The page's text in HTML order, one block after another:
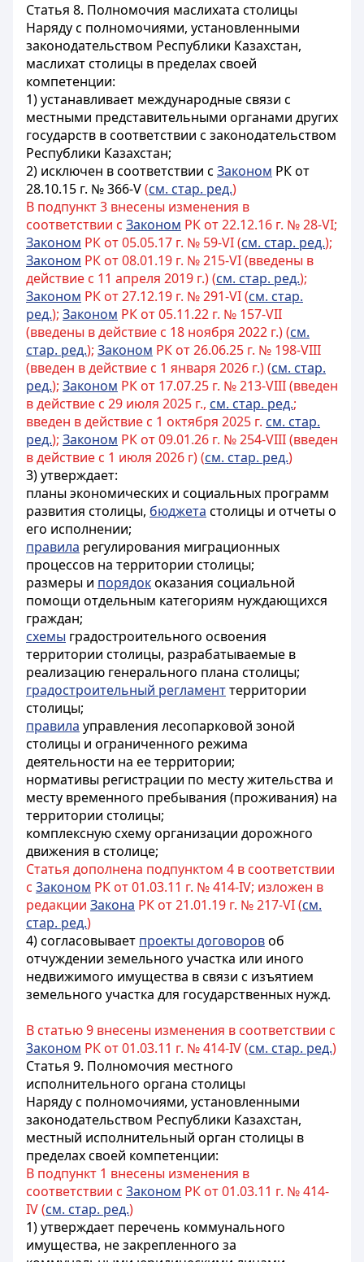
Статья 8. Полномочия маслихата столицы
Наряду с полномочиями, установленными
законодательством Республики Казахстан,
маслихат столицы в пределах своей
компетенции:
1) устанавливает международные связи с
местными представительными органами других
государств в соответствии с законодательством
Республики Казахстан;
2) исключен в соответствии с Законом РК от
28.10.15 г. № 366-V(см. стар. ред.)
В подпункт 3 внесены изменения в
соответствии с Законом РК от 22.12.16 г. № 28-VI;
Законом РК от 05.05.17 г. № 59-VI (см. стар. ред.);
Законом РК от 08.01.19 г. № 215-VI (введены в
действие с 11 апреля 2019 г.) (см. стар. ред.);
Законом РК от 27.12.19 г. № 291-VI (см. стар.
ред.); Законом РК от 05.11.22 г. № 157-VII
(введены в действие с 18 ноября 2022 г.) (см.
стар. ред.); Законом РК от 26.06.25 г. № 198-VIII
(введен в действие с 1 января 2026 г.) (см. стар.
ред.); Законом РК от 17.07.25 г. № 213-VIII (введен
в действие с 29 июля 2025 г., см. стар. ред.;
введен в действие с 1 октября 2025 г. см. стар.
ред.); Законом РК от 09.01.26 г. № 254-VIII (введен
в действие с 1 июля 2026 г) (см. стар. ред.)
3) утверждает:
планы экономических и социальных программ
развития столицы, бюджета столицы и отчеты о
его исполнении;
правила регулирования миграционных
процессов на территории столицы;
размеры и порядококазания социальной
помощи отдельным категориям нуждающихся
граждан;
схемы градостроительного освоения
территории столицы, разрабатываемые в
реализацию генерального плана столицы;
градостроительный регламенттерритории
столицы;
правила управления лесопарковой зоной
столицы и ограниченного режима
деятельности на ее территории;
нормативы регистрации по месту жительства и
месту временного пребывания (проживания) на
территории столицы;
комплексную схему организации дорожного
движения в столице;
Статья дополнена подпунктом 4 в соответствии
с 3аконом РК от 01.03.11 г. № 414-IV; изложен в
редакции Закона РК от 21.01.19 г. № 217-VI (см.
стар. ред.)
4) согласовывает проекты договоровоб
отчуждении земельного участка или иного
недвижимого имущества в связи с изъятием
земельного участка для государственных нужд.
В статью 9 внесены изменения в соответствии с
3аконом РК от 01.03.11 г. № 414-IV (см. стар. ред.)
Статья 9. Полномочия местного
исполнительного органа столицы
Наряду с полномочиями, установленными
законодательством Республики Казахстан,
местный исполнительный орган столицы в
пределах своей компетенции:
В подпункт 1 внесены изменения в
соответствии с 3аконом РК от 01.03.11 г. № 414-
IV (см. стар. ред.)
1) утверждает перечень коммунального
имущества, не закрепленного за